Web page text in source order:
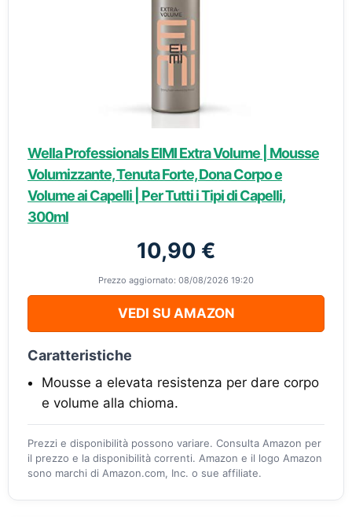
Wella Professionals EIMI Extra Volume | Mousse
Volumizzante, Tenuta Forte, Dona Corpo e
Volume ai Capelli | Per Tutti i Tipi di Capelli,
300ml
10,90 €
Prezzo aggiornato: 08/08/2026 19:20
VEDI SU AMAZON
Caratteristiche
Mousse a elevata resistenza per dare corpo
e volume alla chioma.
Prezzi e disponibilità possono variare. Consulta Amazon per
il prezzo e la disponibilità correnti. Amazon e il logo Amazon
sono marchi di Amazon.com, Inc. o sue affiliate.